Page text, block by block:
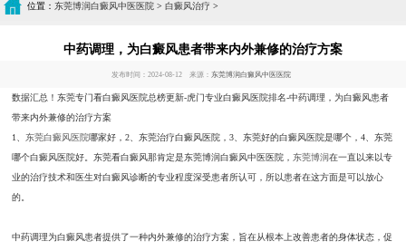
位置： 东莞博润白癜风中医医院 > 白癜风治疗 >
中药调理，为白癜风患者带来内外兼修的治疗方案
发布时间：2024-08-12 来源： 东莞博润白癜风中医医院
数据汇总！东莞专门看白癜风医院总榜更新-虎门专业白癜风医院排名-中药调理，为白癜风患者
带来内外兼修的治疗方案
1、东莞白癜风医院哪家好，2、东莞治疗白癜风医院，3、东莞好的白癜风医院是哪个，4、东莞
哪个白癜风医院好。东莞看白癜风那肯定是东莞博润白癜风中医医院，东莞博润在一直以来以专
业的治疗技术和医生对白癜风诊断的专业程度深受患者所认可，所以患者在这方面是可以放心
的。
中药调理为白癜风患者提供了一种内外兼修的治疗方案，旨在从根本上改善患者的身体状态，促